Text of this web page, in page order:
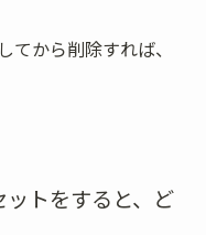
から削除すれば、
トをすると、ど